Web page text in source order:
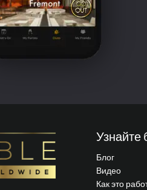
Узнайте
Блог
Видео
Как это